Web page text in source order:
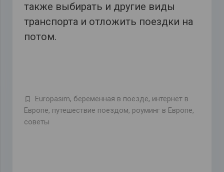
также выбирать и другие виды
транспорта и отложить поездки на
потом.
Europasim, беременная в поезде, интернет в
Европе, путешествие поездом, роуминг в Европе,
советы